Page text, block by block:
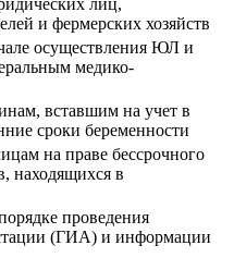
лиц,
и фермерских хозяйств
осуществления ЮЛ и
медико-
вставшим на учет в
сроки беременности
на праве бессрочного
находящихся в
проведения
(ГИА) и информации